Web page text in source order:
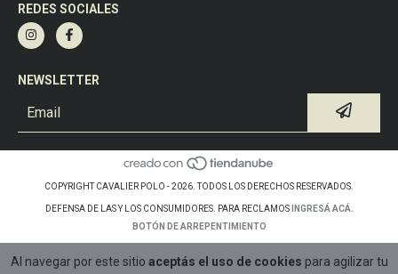
Al navegar por este sitio aceptás el uso de cookies para agilizar tu
REDES SOCIALES
NEWSLETTER
COPYRIGHT CAVALIER POLO - 2026. TODOS LOS DERECHOS RESERVADOS.
DEFENSA DE LAS Y LOS CONSUMIDORES. PARA RECLAMOS
INGRESÁ ACÁ.
BOTÓN DE ARREPENTIMIENTO